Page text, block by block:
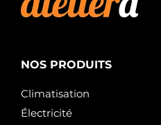
NOS PRODUITS
Climatisation
Électricité